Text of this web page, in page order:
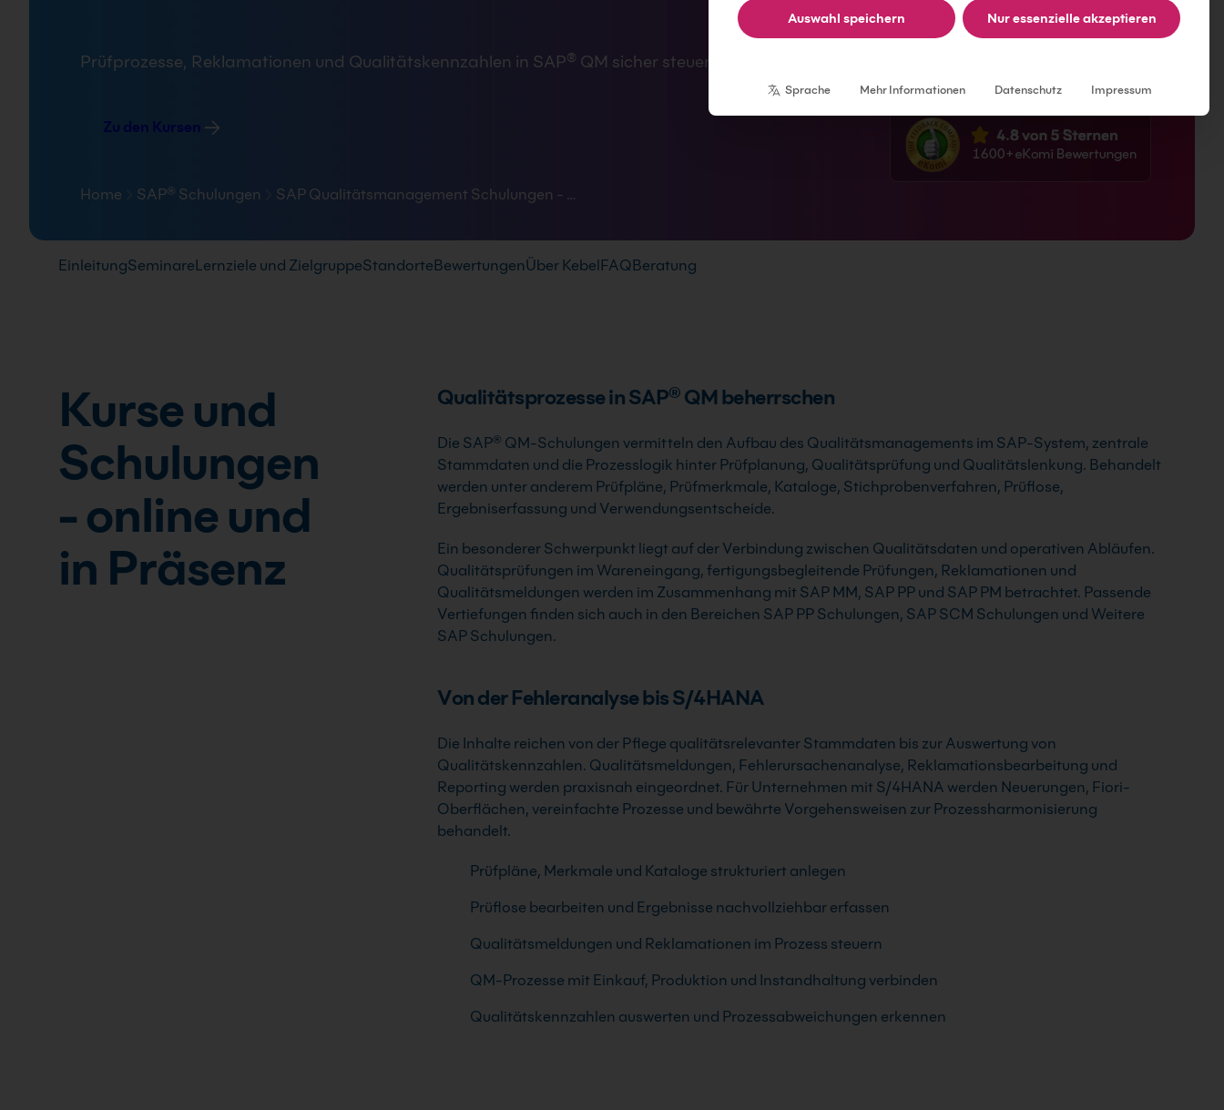
Prüfprozesse, Reklamationen und Qualitätskennzahlen in SAP® QM sicher steuern, statt Fehler erst am Ende zu finden.
Zu den Kursen
Pfad-Navigation
Home SAP® Schulungen SAP Qualitätsmanagement Schulungen - …
EinleitungSeminareLernziele und ZielgruppeStandorteBewertungenÜber KebelFAQBeratung
Kurse und
Schulungen
- online und
in Präsenz
Qualitätsprozesse in SAP® QM beherrschen
Die SAP® QM-Schulungen vermitteln den Aufbau des Qualitätsmanagements im SAP-System, zentrale
Stammdaten und die Prozesslogik hinter Prüfplanung, Qualitätsprüfung und Qualitätslenkung. Behandelt
werden unter anderem Prüfpläne, Prüfmerkmale, Kataloge, Stichprobenverfahren, Prüflose,
Ergebniserfassung und Verwendungsentscheide.
Ein besonderer Schwerpunkt liegt auf der Verbindung zwischen Qualitätsdaten und operativen Abläufen.
Qualitätsprüfungen im Wareneingang, fertigungsbegleitende Prüfungen, Reklamationen und
Qualitätsmeldungen werden im Zusammenhang mit SAP MM, SAP PP und SAP PM betrachtet. Passende
Vertiefungen finden sich auch in den Bereichen SAP PP Schulungen, SAP SCM Schulungen und Weitere
SAP Schulungen.
Von der Fehleranalyse bis S/4HANA
Die Inhalte reichen von der Pflege qualitätsrelevanter Stammdaten bis zur Auswertung von
Qualitätskennzahlen. Qualitätsmeldungen, Fehlerursachenanalyse, Reklamationsbearbeitung und
Reporting werden praxisnah eingeordnet. Für Unternehmen mit S/4HANA werden Neuerungen, Fiori-
Oberflächen, vereinfachte Prozesse und bewährte Vorgehensweisen zur Prozessharmonisierung
behandelt.
Prüfpläne, Merkmale und Kataloge strukturiert anlegen
Prüflose bearbeiten und Ergebnisse nachvollziehbar erfassen
Qualitätsmeldungen und Reklamationen im Prozess steuern
QM-Prozesse mit Einkauf, Produktion und Instandhaltung verbinden
Qualitätskennzahlen auswerten und Prozessabweichungen erkennen
Auswahl speichern Nur essenzielle akzeptieren
Sprache Mehr Informationen Datenschutz Impressum